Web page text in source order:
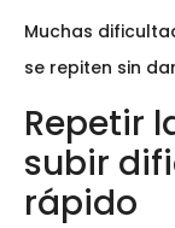
Muchas
se repiten sin
Repetir
subir
rápido